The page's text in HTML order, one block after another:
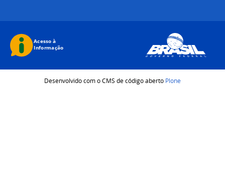
Desenvolvido com o CMS de código aberto Plone